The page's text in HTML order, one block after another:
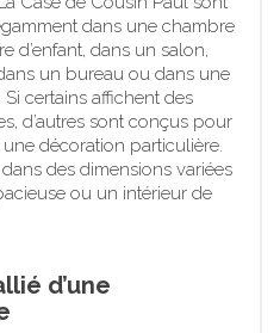
dans une chambre
d’enfant, dans un salon,
un bureau ou dans une
certains affichent des
d’autres sont conçus pour
décoration particulière.
des dimensions variées
ou un intérieur de
d’une